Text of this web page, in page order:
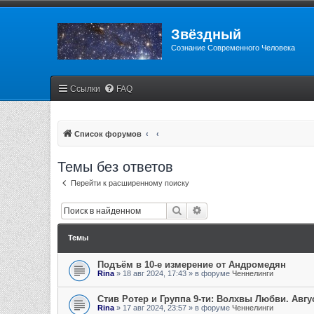
Звёздный
Сознание Современного Человека
Ссылки FAQ
Список форумов
Темы без ответов
Перейти к расширенному поиску
Поиск
Темы
Подъём в 10-е измерение от Андромедян
Rina » 18 авг 2024, 17:43 » в форуме Ченнелинги
Стив Ротер и Группа 9-ти: Волхвы Любви.
Rina » 17 авг 2024, 23:57 » в форуме Ченнелинги